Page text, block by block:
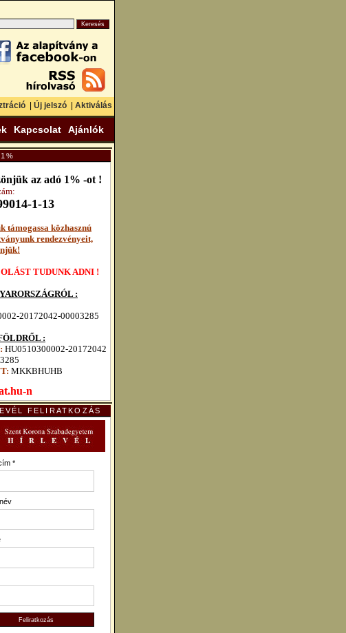
Új jelszó Aktiválás
Kapcsolat Ajánlók
az adó 1% -ot !
1-13
támogassa közhasznú
rendezvényeit,
TUDUNK ADNI !
:
20172042-00003285
:
HU0510300002-20172042
MKKBHUHB
n
FELIRATKOZÁS
*